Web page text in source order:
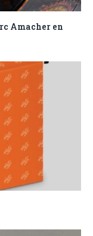
Amacher en